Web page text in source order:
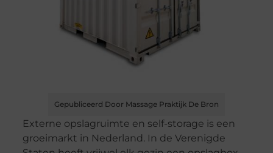
Gepubliceerd Door Massage Praktijk De Bron
Externe opslagruimte en self-storage is een
groeimarkt in Nederland. In de Verenigde